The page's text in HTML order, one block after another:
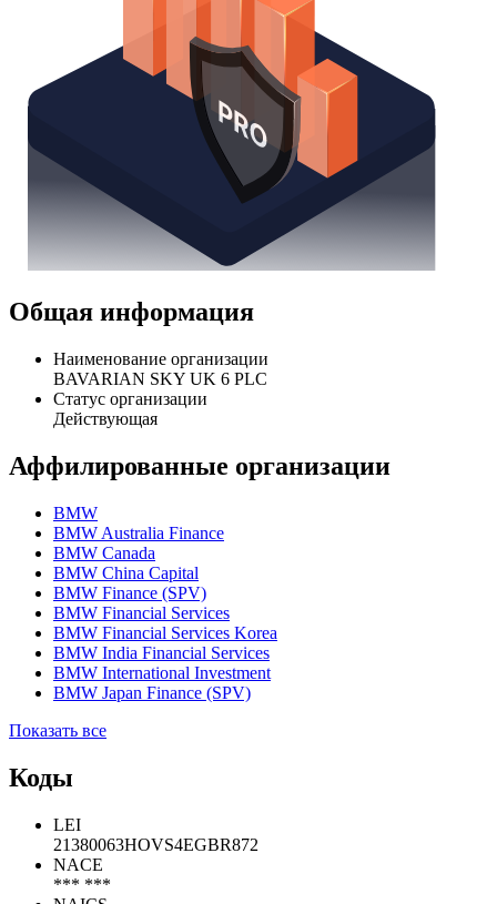
Общая информация
Наименование организации
BAVARIAN SKY UK 6 PLC
Статус организации
Действующая
Аффилированные организации
BMW
BMW Australia Finance
BMW Canada
BMW China Capital
BMW Finance (SPV)
BMW Financial Services
BMW Financial Services Korea
BMW India Financial Services
BMW International Investment
BMW Japan Finance (SPV)
Показать все
Коды
LEI
21380063HOVS4EGBR872
NACE
*** ***